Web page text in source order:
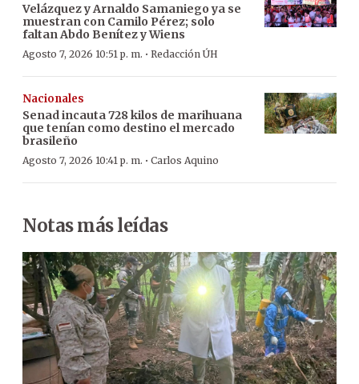
Velázquez y Arnaldo Samaniego ya se
muestran con Camilo Pérez; solo
faltan Abdo Benítez y Wiens
Agosto 7, 2026 10:51 p. m. · Redacción ÚH
Nacionales
Senad incauta 728 kilos de marihuana
que tenían como destino el mercado
brasileño
Agosto 7, 2026 10:41 p. m. · Carlos Aquino
Notas más leídas